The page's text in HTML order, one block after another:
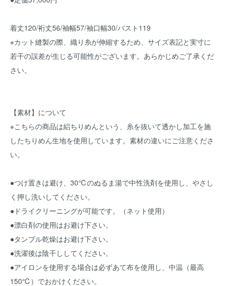
着丈120/裄丈56/袖幅57/袖口幅30/バスト119
※カット縫製の際、織り糸が伸縮するため、サイズ表記と実寸に
若干の誤差が生じる可能性がございます。あらかじめご了承くだ
さい。
【素材】について
※こちらの商品は絽ちりめんという、糸を抜いて透かし加工を施
したちりめん生地を使用しています。素材の違いにご注意くださ
い。
●つけ置きは避け、30℃のぬるま湯で中性洗剤を使用し、やさし
く押し洗いしてください。
●ドライクリーニングが可能です。（ネット使用）
●漂白剤の使用はお避け下さい。
●タンブル乾燥はお避け下さい。
●洗濯後は陰干ししてください。
●アイロンを使用する場合は必ずあて布を使用し、中温（最高
150℃）でおかけください。